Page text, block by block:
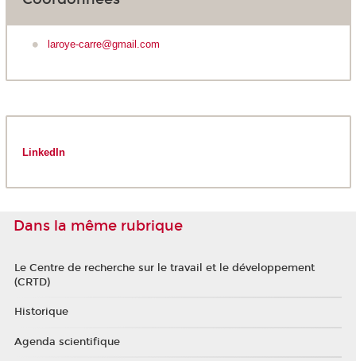
laroye-carre@gmail.com
LinkedIn
Dans la même rubrique
Le Centre de recherche sur le travail et le développement
(CRTD)
Historique
Agenda scientifique